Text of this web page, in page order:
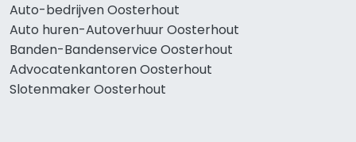
Auto-bedrijven Oosterhout
Auto huren-Autoverhuur Oosterhout
Banden-Bandenservice Oosterhout
Advocatenkantoren Oosterhout
Slotenmaker Oosterhout